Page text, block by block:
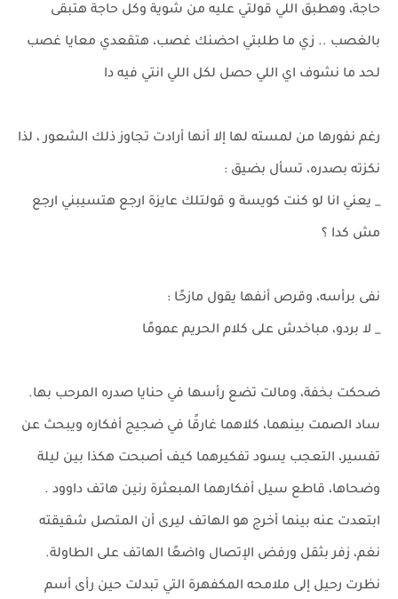
حاجة، وهطبق اللي قولتي عليه من شوية وكل حاجة هتبقى
بالغصب .. زي ما طلبتي احضنك غصب، هتقعدي معايا غصب
لحد ما نشوف اي اللي حصل لكل اللي انتي فيه دا
رغم نفورها من لمسته لها إلا أنها أرادت تجاوز ذلك الشعور ، لذا
نكزته بصدره، تسأل بضيق :
_ يعني انا لو كنت كويسة و قولتلك عايزة ارجع هتسيبني ارجع
مش كدا ؟
نفى برأسه، وقرص أنفها يقول مازحًا :
_ لا بردو، مباخدش على كلام الحريم عمومًا
ضحكت بخفة، ومالت تضع رأسها في حنايا صدره المرحب بها.
ساد الصمت بينهما، كلاهما غارقًا في ضجيج أفكاره ويبحث عن
تفسير، التعجب يسود تفكيرهما كيف أصبحت هكذا بين ليلة
وضحاها، قاطع سيل أفكارهما المبعثرة رنين هاتف داوود .
ابتعدت عنه بينما أخرج هو الهاتف ليرى أن المتصل شقيقته
نغم، زفر بثقل ورفض الإتصال واضعًا الهاتف على الطاولة.
نظرت رحيل إلى ملامحه المكفهرة التي تبدلت حين رأى أسم